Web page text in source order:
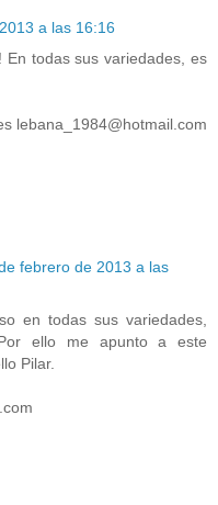
a las 16:16
En todas sus variedades, es
lebana_1984@hotmail.com
febrero de 2013 a las
en todas sus variedades,
ello me apunto a este
Pilar.